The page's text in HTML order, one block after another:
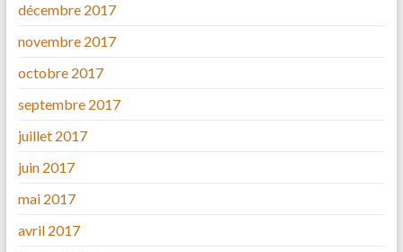
décembre 2017
novembre 2017
octobre 2017
septembre 2017
juillet 2017
juin 2017
mai 2017
avril 2017